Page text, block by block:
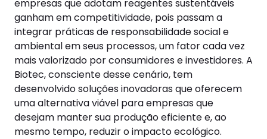
empresas que adotam reagentes sustentáveis
ganham em competitividade, pois passam a
integrar práticas de responsabilidade social e
ambiental em seus processos, um fator cada vez
mais valorizado por consumidores e investidores. A
Biotec, consciente desse cenário, tem
desenvolvido soluções inovadoras que oferecem
uma alternativa viável para empresas que
desejam manter sua produção eficiente e, ao
mesmo tempo, reduzir o impacto ecológico.